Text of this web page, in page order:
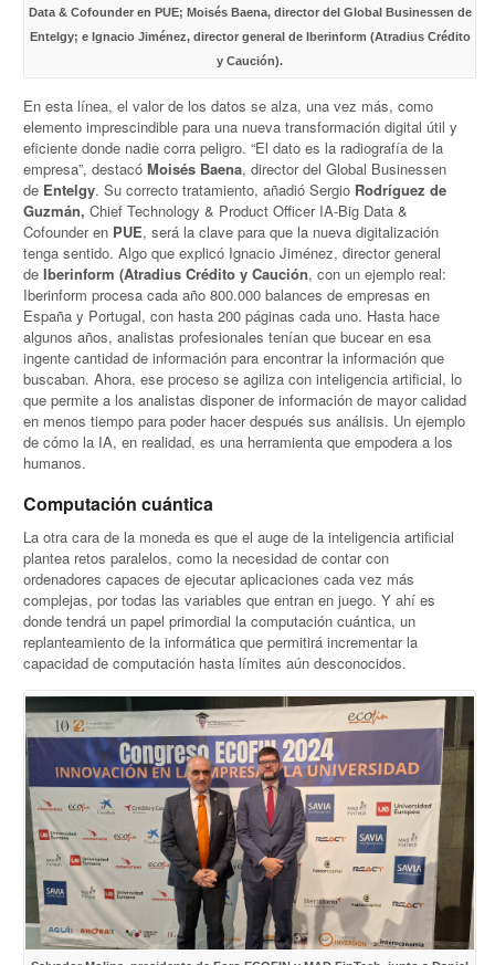
Data & Cofounder en PUE; Moisés Baena, director del Global Businessen de
Entelgy; e Ignacio Jiménez, director general de Iberinform (Atradius Crédito
y Caución).
En esta línea, el valor de los datos se alza, una vez más, como
elemento imprescindible para una nueva transformación digital útil y
eficiente donde nadie corra peligro. “El dato es la radiografía de la
empresa”, destacóMoisés Baena, director del Global Businessen
de Entelgy. Su correcto tratamiento, añadió Sergio Rodríguez de
Guzmán,Chief Technology & Product Officer IA-Big Data &
Cofounder en PUE, será la clave para que la nueva digitalización
tenga sentido. Algo que explicó Ignacio Jiménez, director general
de Iberinform (Atradius Crédito y Caución, con un ejemplo real:
Iberinform procesa cada año 800.000 balances de empresas en
España y Portugal, con hasta 200 páginas cada uno. Hasta hace
algunos años, analistas profesionales tenían que bucear en esa
ingente cantidad de información para encontrar la información que
buscaban. Ahora, ese proceso se agiliza con inteligencia artificial, lo
que permite a los analistas disponer de información de mayor calidad
en menos tiempo para poder hacer después sus análisis. Un ejemplo
de cómo la IA, en realidad, es una herramienta que empodera a los
humanos.
Computación cuántica
La otra cara de la moneda es que el auge de la inteligencia artificial
plantea retos paralelos, como la necesidad de contar con
ordenadores capaces de ejecutar aplicaciones cada vez más
complejas, por todas las variables que entran en juego. Y ahí es
donde tendrá un papel primordial la computación cuántica, un
replanteamiento de la informática que permitirá incrementar la
capacidad de computación hasta límites aún desconocidos.